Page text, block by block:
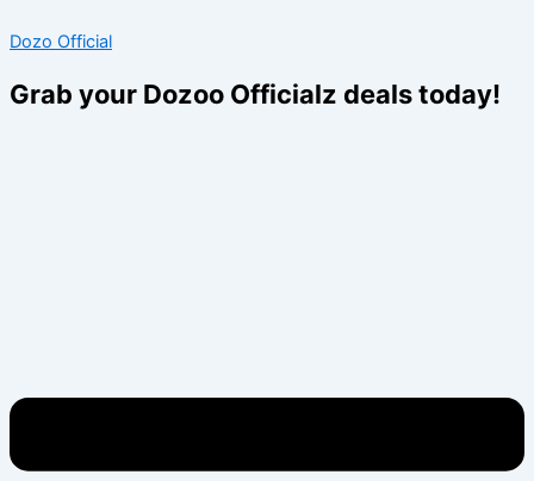
to
Dozo Official
Grab your Dozoo Officialz deals today!